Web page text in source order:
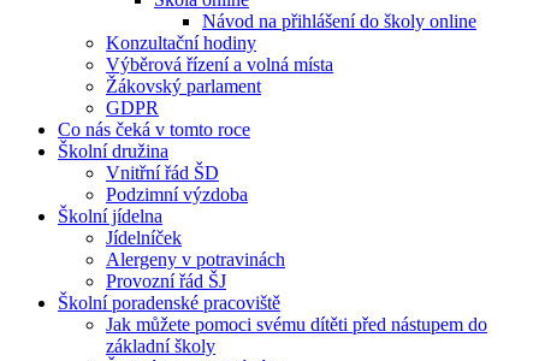
Návod na přihlášení do školy online
Konzultační hodiny
Výběrová řízení a volná místa
Žákovský parlament
GDPR
Co nás čeká v tomto roce
Školní družina
Vnitřní řád ŠD
Podzimní výzdoba
Školní jídelna
Jídelníček
Alergeny v potravinách
Provozní řád ŠJ
Školní poradenské pracoviště
Jak můžete pomoci svému dítěti před nástupem do
základní školy